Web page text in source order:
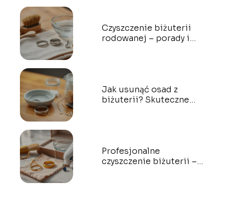
Czyszczenie biżuterii
rodowanej – porady i
Jak usunąć osad z
biżuterii? Skuteczne
Profesjonalne
czyszczenie biżuterii –